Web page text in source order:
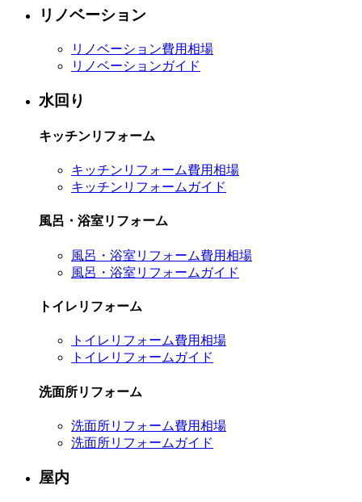
リノベーション
リノベーション費用相場
リノベーションガイド
水回り
キッチンリフォーム
キッチンリフォーム費用相場
キッチンリフォームガイド
風呂・浴室リフォーム
風呂・浴室リフォーム費用相場
風呂・浴室リフォームガイド
トイレリフォーム
トイレリフォーム費用相場
トイレリフォームガイド
洗面所リフォーム
洗面所リフォーム費用相場
洗面所リフォームガイド
屋内